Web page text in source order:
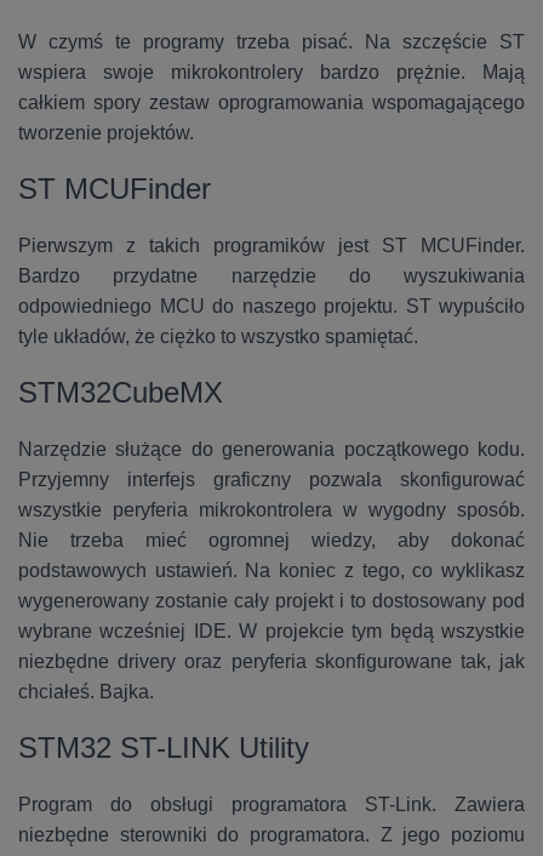
W czymś te programy trzeba pisać. Na szczęście ST
wspiera swoje mikrokontrolery bardzo prężnie. Mają
całkiem spory zestaw oprogramowania wspomagającego
tworzenie projektów.
ST MCUFinder
Pierwszym z takich programików jest ST MCUFinder.
Bardzo przydatne narzędzie do wyszukiwania
odpowiedniego MCU do naszego projektu. ST wypuściło
tyle układów, że ciężko to wszystko spamiętać.
STM32CubeMX
Narzędzie służące do generowania początkowego kodu.
Przyjemny interfejs graficzny pozwala skonfigurować
wszystkie peryferia mikrokontrolera w wygodny sposób.
Nie trzeba mieć ogromnej wiedzy, aby dokonać
podstawowych ustawień. Na koniec z tego, co wyklikasz
wygenerowany zostanie cały projekt i to dostosowany pod
wybrane wcześniej IDE. W projekcie tym będą wszystkie
niezbędne drivery oraz peryferia skonfigurowane tak, jak
chciałeś. Bajka.
STM32 ST-LINK Utility
Program do obsługi programatora ST-Link. Zawiera
niezbędne sterowniki do programatora. Z jego poziomu